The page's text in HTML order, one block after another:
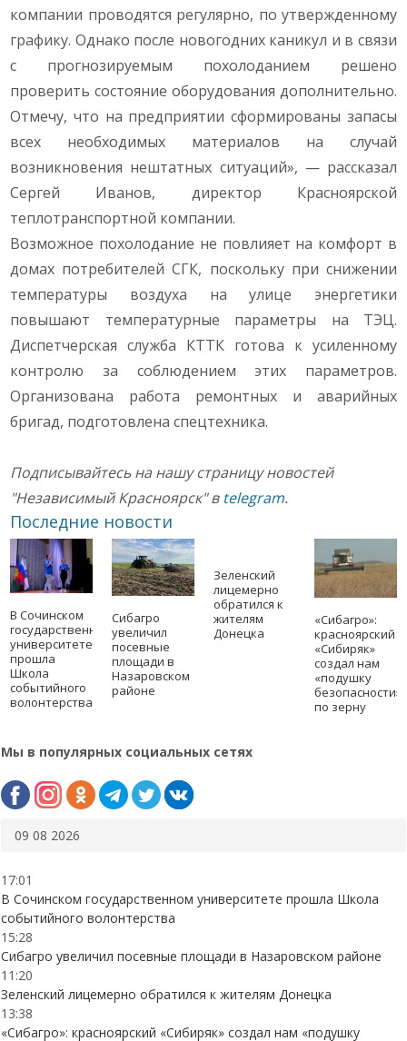
компании проводятся регулярно, по утвержденному
графику. Однако после новогодних каникул и в связи
с прогнозируемым похолоданием решено
проверить состояние оборудования дополнительно.
Отмечу, что на предприятии сформированы запасы
всех необходимых материалов на случай
возникновения нештатных ситуаций», — рассказал
Сергей Иванов, директор Красноярской
теплотранспортной компании.
Возможное похолодание не повлияет на комфорт в
домах потребителей СГК, поскольку при снижении
температуры воздуха на улице энергетики
повышают температурные параметры на ТЭЦ.
Диспетчерская служба КТТК готова к усиленному
контролю за соблюдением этих параметров.
Организована работа ремонтных и аварийных
бригад, подготовлена спецтехника.
Подписывайтесь на нашу страницу новостей
"Независимый Красноярск" в telegram.
Последние новости
В Сочинском
государственном
университете
прошла
Школа
событийного
волонтерства
Сибагро
увеличил
посевные
площади в
Назаровском
районе
Зеленский
лицемерно
обратился к
жителям
Донецка
«Сибагро»:
красноярский
«Сибиряк»
создал нам
«подушку
безопасности»
по зерну
Мы в популярных социальных сетях
09 08 2026
17:01
В Сочинском государственном университете прошла Школа
событийного волонтерства
15:28
Сибагро увеличил посевные площади в Назаровском районе
11:20
Зеленский лицемерно обратился к жителям Донецка
13:38
«Сибагро»: красноярский «Сибиряк» создал нам «подушку